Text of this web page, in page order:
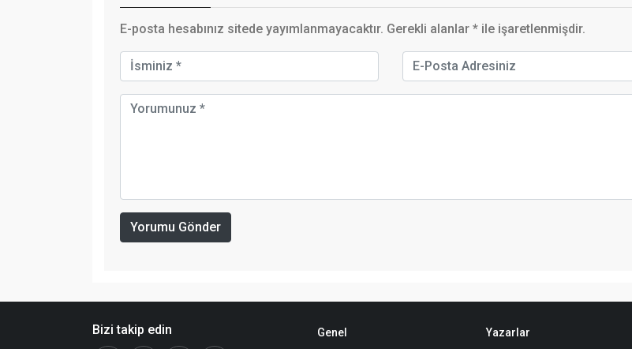
E-posta hesabınız sitede yayımlanmayacaktır. Gerekli alanlar * ile işaretlenmişdir.
Yorumu Gönder
Bizi takip edin
Genel
Yazarlar